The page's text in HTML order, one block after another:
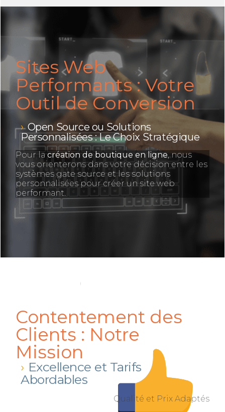
Sites Web
Performants : Votre
Outil de Conversion
Open Source ou Solutions
Personnalisées : Le Choix Stratégique
Pour la création de boutique en ligne, nous
vous orienterons dans votre décision entre les
systèmes gate source et les solutions
personnalisées pour créer un site web
performant.
Contentement des
Clients : Notre
Mission
Excellence et Tarifs
Abordables
Qualité et Prix Adaptés